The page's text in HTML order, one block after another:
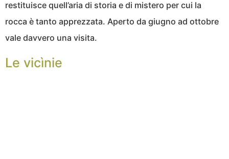
restituisce quell’aria di storia e di mistero per cui la
rocca è tanto apprezzata. Aperto da giugno ad ottobre
vale davvero una visita.
Le vicìnie